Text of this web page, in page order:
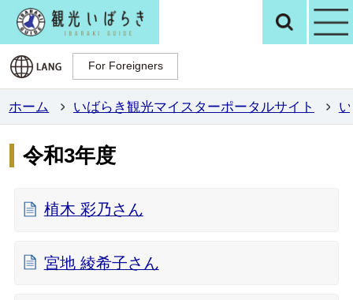
観光いばらき検
For Foreigners
For Foreigners
ホーム いばらき観光マイスターポータルサイト
令和3年度
植木 彩乃さん
宮地 綾希子さん